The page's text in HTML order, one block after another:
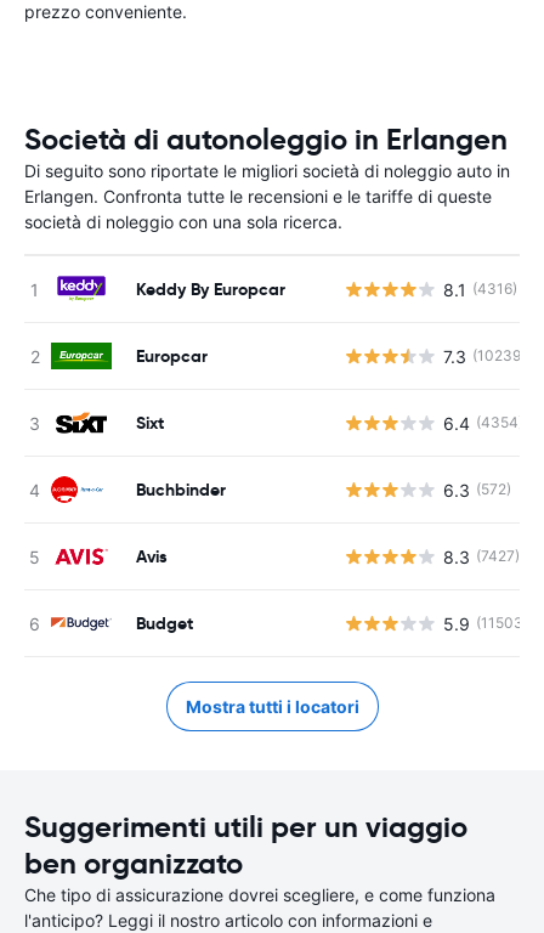
prezzo conveniente.
Società di autonoleggio in Erlangen
Di seguito sono riportate le migliori società di noleggio auto in
Erlangen. Confronta tutte le recensioni e le tariffe di queste
società di noleggio con una sola ricerca.
Keddy By Europcar 8.1 (4316)
Europcar 7.3 (10239)
Sixt 6.4 (4354)
Buchbinder 6.3 (572)
Avis 8.3 (7427)
Budget 5.9 (11503)
Mostra tutti i locatori
Suggerimenti utili per un viaggio
ben organizzato
Che tipo di assicurazione dovrei scegliere, e come funziona
l'anticipo? Leggi il nostro articolo con informazioni e